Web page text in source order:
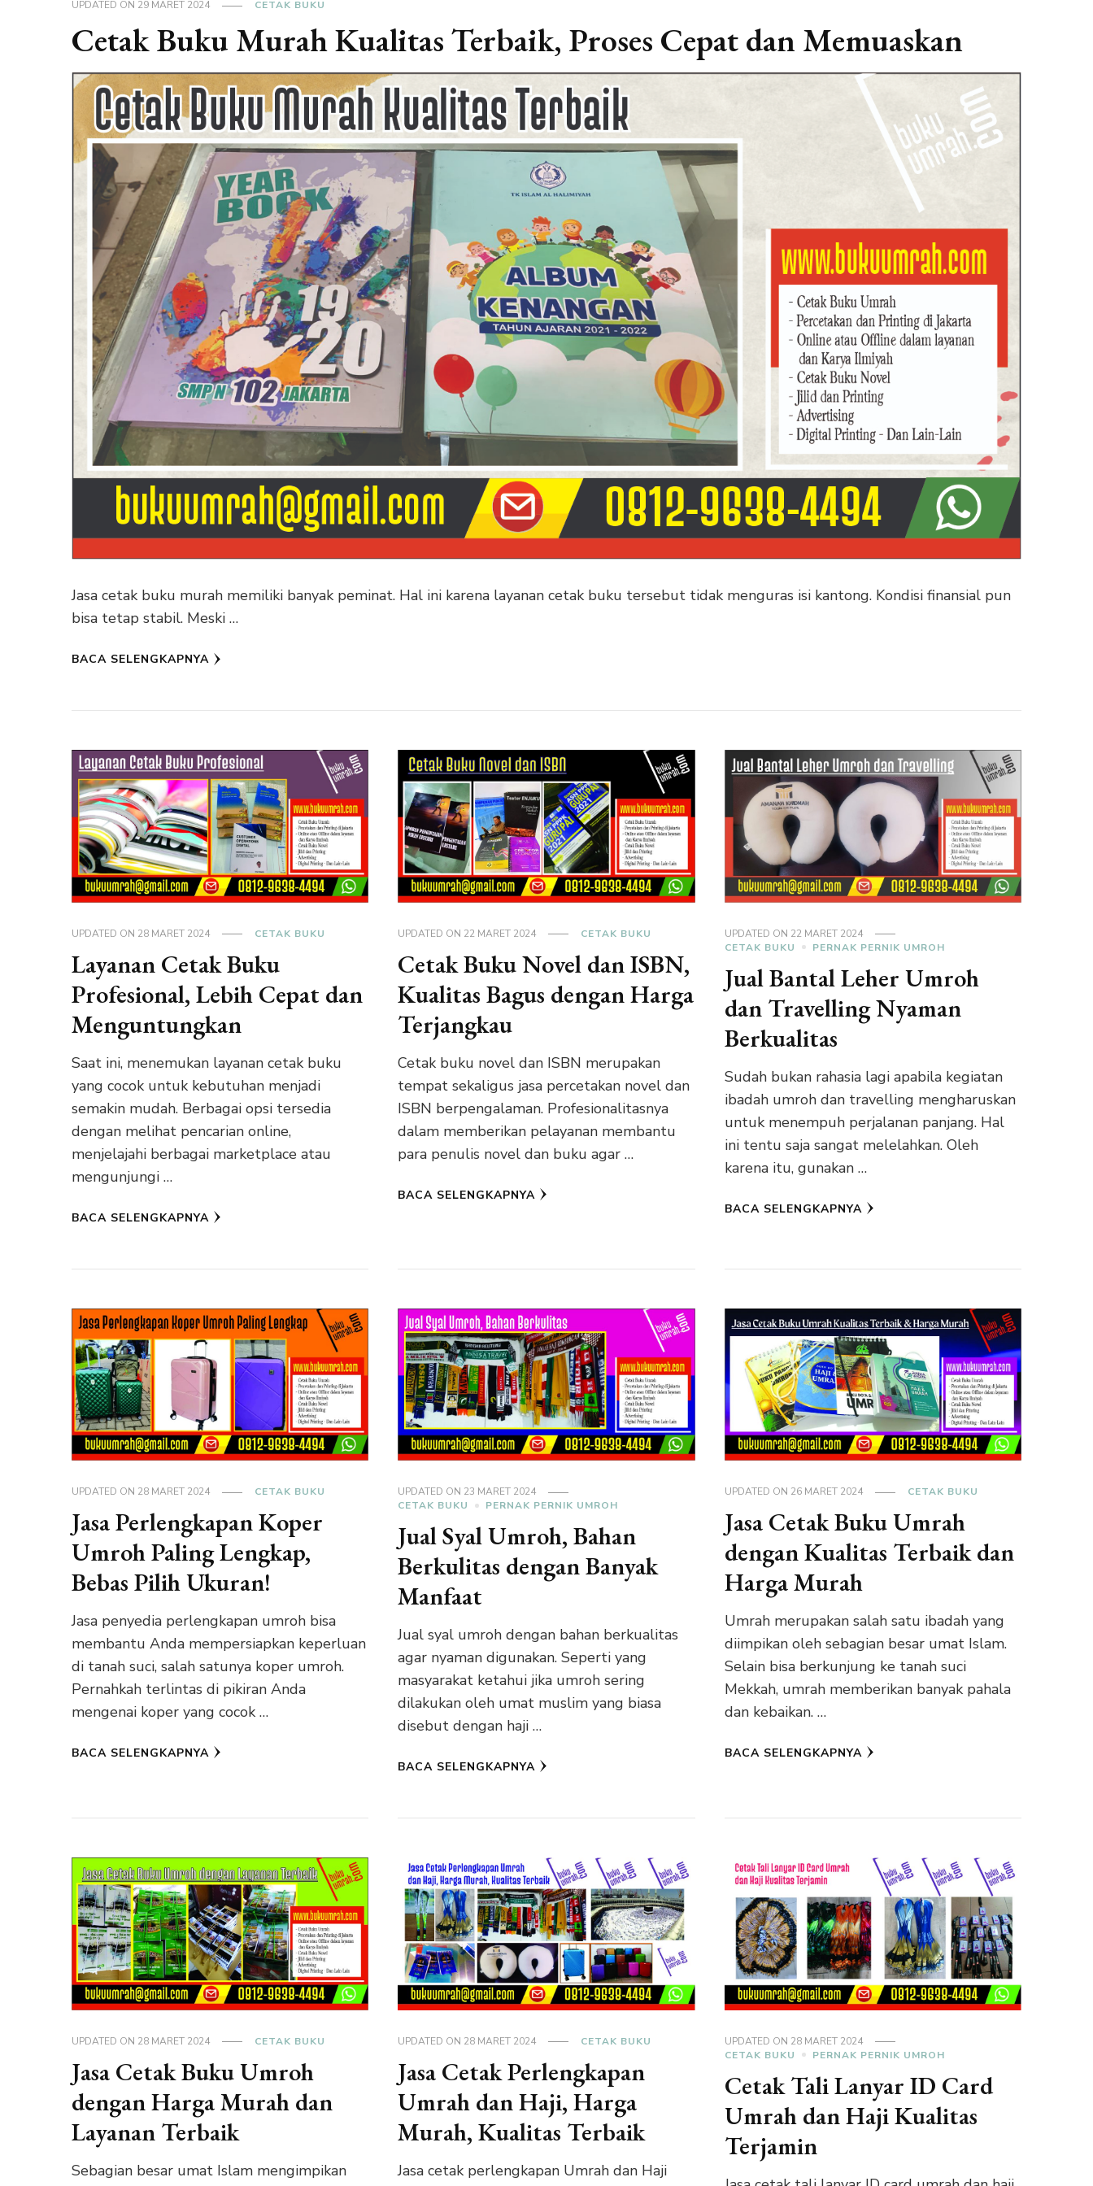
UPDATED ON 29 MARET 2024 CETAK BUKU
Cetak Buku Murah Kualitas Terbaik, Proses Cepat dan Memuaskan
Jasa cetak buku murah memiliki banyak peminat. Hal ini karena layanan cetak buku tersebut tidak menguras isi kantong. Kondisi finansial pun
bisa tetap stabil. Meski …
BACA SELENGKAPNYA
UPDATED ON 28 MARET 2024 CETAK BUKU
Layanan Cetak Buku
Profesional, Lebih Cepat dan
Menguntungkan
Saat ini, menemukan layanan cetak buku
yang cocok untuk kebutuhan menjadi
semakin mudah. Berbagai opsi tersedia
dengan melihat pencarian online,
menjelajahi berbagai marketplace atau
mengunjungi …
BACA SELENGKAPNYA
UPDATED ON 22 MARET 2024 CETAK BUKU
Cetak Buku Novel dan ISBN,
Kualitas Bagus dengan Harga
Terjangkau
Cetak buku novel dan ISBN merupakan
tempat sekaligus jasa percetakan novel dan
ISBN berpengalaman. Profesionalitasnya
dalam memberikan pelayanan membantu
para penulis novel dan buku agar …
BACA SELENGKAPNYA
UPDATED ON 22 MARET 2024
CETAK BUKU
PERNAK PERNIK UMROH
Jual Bantal Leher Umroh
dan Travelling Nyaman
Berkualitas
Sudah bukan rahasia lagi apabila kegiatan
ibadah umroh dan travelling mengharuskan
untuk menempuh perjalanan panjang. Hal
ini tentu saja sangat melelahkan. Oleh
karena itu, gunakan …
BACA SELENGKAPNYA
UPDATED ON 28 MARET 2024 CETAK BUKU
Jasa Perlengkapan Koper
Umroh Paling Lengkap,
Bebas Pilih Ukuran!
Jasa penyedia perlengkapan umroh bisa
membantu Anda mempersiapkan keperluan
di tanah suci, salah satunya koper umroh.
Pernahkah terlintas di pikiran Anda
mengenai koper yang cocok …
BACA SELENGKAPNYA
UPDATED ON 23 MARET 2024
CETAK BUKU
PERNAK PERNIK UMROH
Jual Syal Umroh, Bahan
Berkulitas dengan Banyak
Manfaat
Jual syal umroh dengan bahan berkualitas
agar nyaman digunakan. Seperti yang
masyarakat ketahui jika umroh sering
dilakukan oleh umat muslim yang biasa
disebut dengan haji …
BACA SELENGKAPNYA
UPDATED ON 26 MARET 2024 CETAK BUKU
Jasa Cetak Buku Umrah
dengan Kualitas Terbaik dan
Harga Murah
Umrah merupakan salah satu ibadah yang
diimpikan oleh sebagian besar umat Islam.
Selain bisa berkunjung ke tanah suci
Mekkah, umrah memberikan banyak pahala
dan kebaikan. …
BACA SELENGKAPNYA
UPDATED ON 28 MARET 2024 CETAK BUKU
Jasa Cetak Buku Umroh
dengan Harga Murah dan
Layanan Terbaik
Sebagian besar umat Islam mengimpikan
UPDATED ON 28 MARET 2024 CETAK BUKU
Jasa Cetak Perlengkapan
Umrah dan Haji, Harga
Murah, Kualitas Terbaik
Jasa cetak perlengkapan Umrah dan Haji
UPDATED ON 28 MARET 2024
CETAK BUKU
PERNAK PERNIK UMROH
Cetak Tali Lanyar ID Card
Umrah dan Haji Kualitas
Terjamin